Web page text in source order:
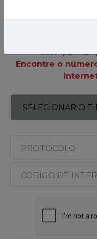
Selecione o tipo
Encontre o